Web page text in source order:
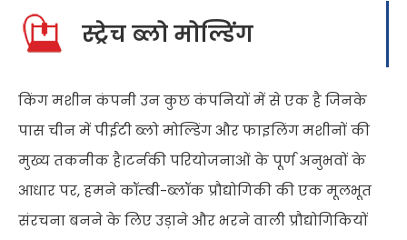
स्ट्रेच ब्लो मोल्डिंग
किंग मशीन कंपनी उन कुछ कंपनियों में से एक है जिनके
पास चीन में पीईटी ब्लो मोल्डिंग और फाइलिंग मशीनों की
मुख्य तकनीक है।टर्नकी परियोजनाओं के पूर्ण अनुभवों के
आधार पर, हमने कॉम्बी-ब्लॉक प्रौद्योगिकी की एक मूलभूत
संरचना बनने के लिए उड़ाने और भरने वाली प्रौद्योगिकियों